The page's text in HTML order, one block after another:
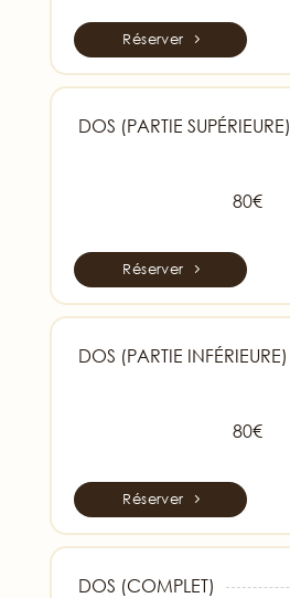
Réserver
DOS (PARTIE SUPÉRIEURE)
80€
Réserver
DOS (PARTIE INFÉRIEURE)
80€
Réserver
DOS (COMPLET)